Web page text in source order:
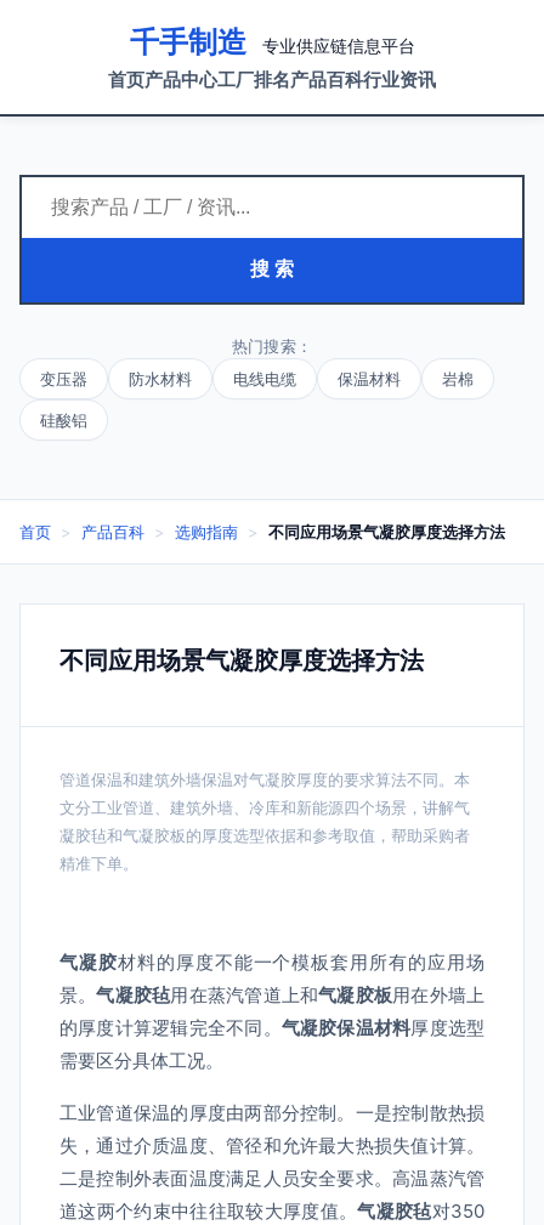
千手制造 专业供应链信息平台
首页产品中心工厂排名产品百科行业资讯
搜 索
热门搜索：
变压器
防水材料 电线电缆 保温材料 岩棉
硅酸铝
首页 > 产品百科 > 选购指南 > 不同应用场景气凝胶厚度选择方法
不同应用场景气凝胶厚度选择方法
管道保温和建筑外墙保温对气凝胶厚度的要求算法不同。本
文分工业管道、建筑外墙、冷库和新能源四个场景，讲解气
凝胶毡和气凝胶板的厚度选型依据和参考取值，帮助采购者
精准下单。
气凝胶材料的厚度不能一个模板套用所有的应用场
景。气凝胶毡用在蒸汽管道上和气凝胶板用在外墙上
的厚度计算逻辑完全不同。 气凝胶保温材料厚度选型
需要区分具体工况。
工业管道保温的厚度由两部分控制。一是控制散热损
失，通过介质温度、管径和允许最大热损失值计算。
二是控制外表面温度满足人员安全要求。高温蒸汽管
道这两个约束中往往取较大厚度值。气凝胶毡对350